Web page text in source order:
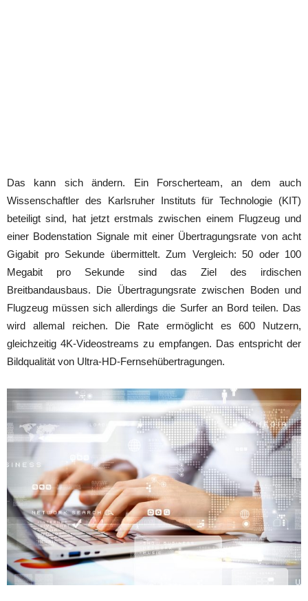
Das kann sich ändern. Ein Forscherteam, an dem auch
Wissenschaftler des Karlsruher Instituts für Technologie (KIT)
beteiligt sind, hat jetzt erstmals zwischen einem Flugzeug und
einer Bodenstation Signale mit einer Übertragungsrate von acht
Gigabit pro Sekunde übermittelt. Zum Vergleich: 50 oder 100
Megabit pro Sekunde sind das Ziel des irdischen
Breitbandausbaus. Die Übertragungsrate zwischen Boden und
Flugzeug müssen sich allerdings die Surfer an Bord teilen. Das
wird allemal reichen. Die Rate ermöglicht es 600 Nutzern,
gleichzeitig 4K-Videostreams zu empfangen. Das entspricht der
Bildqualität von Ultra-HD-Fernsehübertragungen.